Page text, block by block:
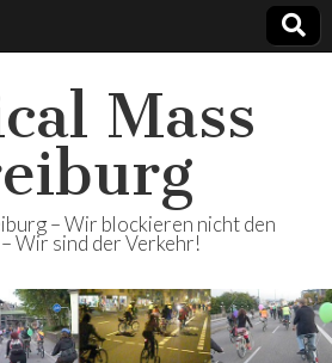
Mass
– Wir blockieren nicht den
Wir sind der Verkehr!